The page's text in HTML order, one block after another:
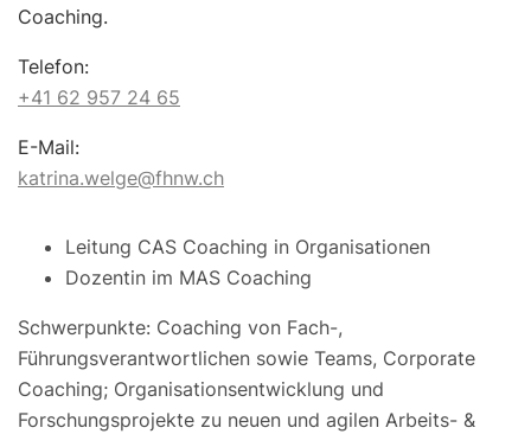
Coaching.
Telefon:
+41 62 957 24 65
E-Mail:
katrina.welge@fhnw.ch
Leitung CAS Coaching in Organisationen
Dozentin im MAS Coaching
Schwerpunkte: Coaching von Fach-,
Führungsverantwortlichen sowie Teams, Corporate
Coaching; Organisationsentwicklung und
Forschungsprojekte zu neuen und agilen Arbeits- &